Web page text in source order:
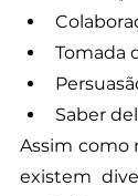
Tomada
Saber
Assim como
existem